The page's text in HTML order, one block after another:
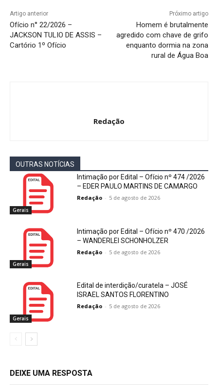
Artigo anterior
Ofício n° 22/2026 –
JACKSON TULIO DE ASSIS –
Cartório 1º Ofício
Próximo artigo
Homem é brutalmente
agredido com chave de grifo
enquanto dormia na zona
rural de Água Boa
Redação
OUTRAS NOTÍCIAS
Gerais
Intimação por Edital – Ofício nº 474 /2026
– EDER PAULO MARTINS DE CAMARGO
Redação - 5 de agosto de 2026
Gerais
Intimação por Edital – Ofício nº 470 /2026
– WANDERLEI SCHONHOLZER
Redação - 5 de agosto de 2026
Gerais
Edital de interdição/curatela – JOSÉ
ISRAEL SANTOS FLORENTINO
Redação - 5 de agosto de 2026
DEIXE UMA RESPOSTA